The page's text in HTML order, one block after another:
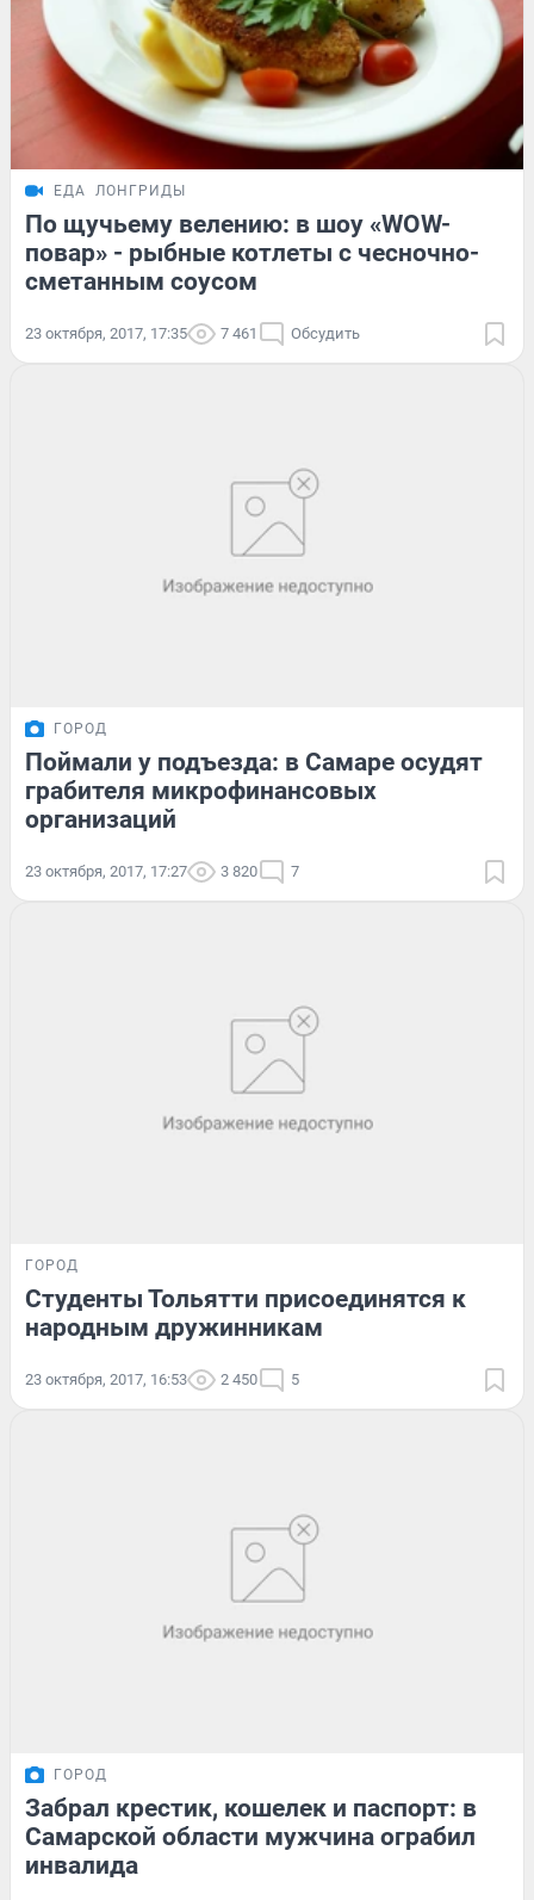
ЕДА ЛОНГРИДЫ
По щучьему велению: в шоу «WOW-
повар» - рыбные котлеты с чесночно-
сметанным соусом
23 октября, 2017, 17:35 7 461 Обсудить
ГОРОД
Поймали у подъезда: в Самаре осудят
грабителя микрофинансовых
организаций
23 октября, 2017, 17:27 3 820 7
ГОРОД
Студенты Тольятти присоединятся к
народным дружинникам
23 октября, 2017, 16:53 2 450 5
ГОРОД
Забрал крестик, кошелек и паспорт: в
Самарской области мужчина ограбил
инвалида